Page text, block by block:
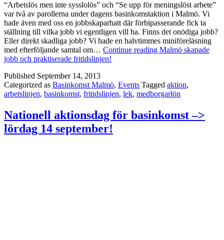
“Arbetslös men inte sysslolös” och “Se upp för meningslöst arbete”
var två av parollerna under dagens basinkomstaktion i Malmö. Vi
hade även med oss en jobbskaparhatt där förbipasserande fick ta
ställning till vilka jobb vi egentligen vill ha. Finns det onödiga jobb?
Eller direkt skadliga jobb? Vi hade en halvtimmes miniföreläsning
med efterföljande samtal om… Continue reading Malmö skapade
jobb och praktiserade fritidslinjen!
Published September 14, 2013
Categorized as Basinkomst Malmö, Events Tagged aktion,
arbetslinjen, basinkomst, fritidslinjen, lek, medborgarlön
Nationell aktionsdag för basinkomst –>
lördag 14 september!